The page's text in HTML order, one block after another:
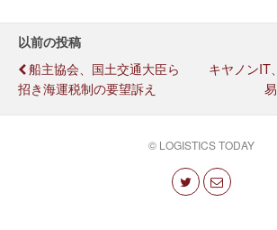
以前の投稿
船主協会、国土交通大臣ら
招き海運税制の要望訴え
キヤノンIT
© LOGISTICS TODAY